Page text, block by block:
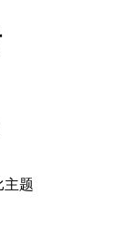
主题